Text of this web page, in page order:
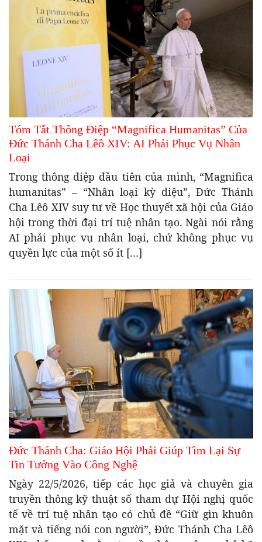
Tóm Tắt Thông Điệp “Magnifica Humanitas” Của
Đức Thánh Cha Lêô XIV: AI Phải Phục Vụ Nhân
Loại
Trong thông điệp đầu tiên của mình, “Magnifica
humanitas” – “Nhân loại kỳ diệu”, Đức Thánh
Cha Lêô XIV suy tư về Học thuyết xã hội của Giáo
hội trong thời đại trí tuệ nhân tạo. Ngài nói rằng
AI phải phục vụ nhân loại, chứ không phục vụ
quyền lực của một số ít […]
Đức Thánh Cha: Giáo Hội Phải Giúp Tìm Lại Sự
Tin Tưởng Vào Công Nghệ
Ngày 22/5/2026, tiếp các học giả và chuyên gia
truyền thông kỹ thuật số tham dự Hội nghị quốc
tế về trí tuệ nhân tạo có chủ đề “Giữ gìn khuôn
mặt và tiếng nói con người”, Đức Thánh Cha Lêô